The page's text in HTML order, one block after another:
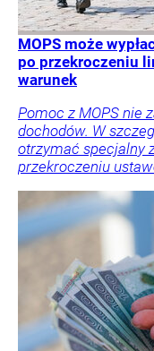
MOPS może
po przekroczeniu
warunek
Pomoc z MOPS nie
dochodów. W
otrzymać specjalny
przekroczeniu